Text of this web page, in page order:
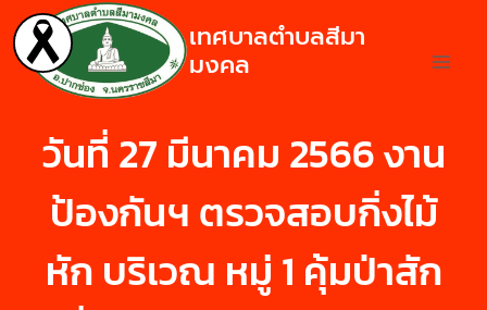
เทศบาลตำบลสีมา
มงคล
วันที่ 27 มีนาคม 2566 งาน
ป้องกันฯ ตรวจสอบกิ่งไม้
หัก บริเวณ หมู่ 1 คุ้มป่าสัก